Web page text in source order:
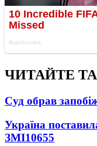
ЧИТАЙТЕ
Суд обрав
Україна
ЗМІ10655